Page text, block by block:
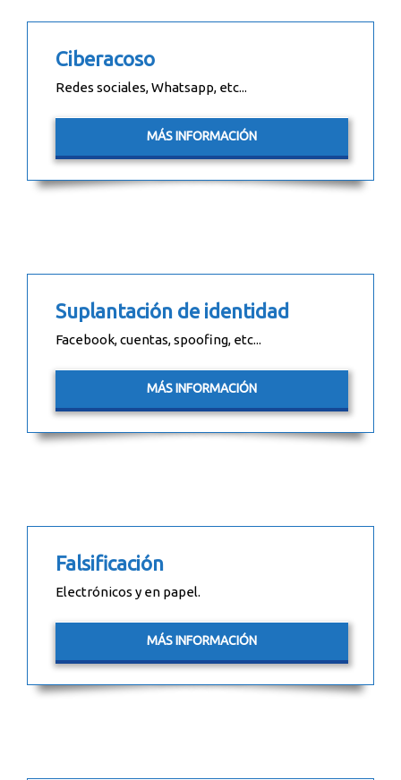
Ciberacoso
Redes sociales, Whatsapp, etc...
MÁS INFORMACIÓN
Suplantación de identidad
Facebook, cuentas, spoofing, etc...
MÁS INFORMACIÓN
Falsificación
Electrónicos y en papel.
MÁS INFORMACIÓN